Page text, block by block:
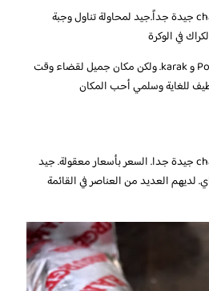
لطيفة الكرك. كان الحلو chapathi جيدة جداً.جيد لمحاولة تناول وجبة
في الوكرة
4 نجوم للأجواء ، 3 لجودة Pooris و karak. ولكن مكان جميل لقضاء وقت
للغاية وسلمي أحب المكان
لطيفة الكرك. كان الحلو chapathi جيدة جدا. السعر بأسعار معقولة. جيد
لديهم العديد من العناصر في القائمة